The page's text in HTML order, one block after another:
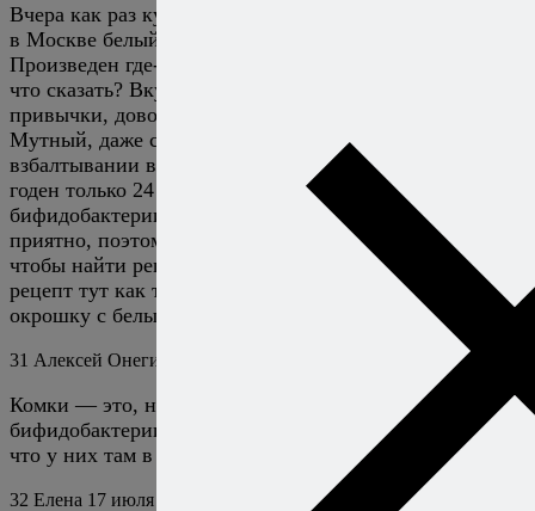
Вчера как раз купила по случаю на фермерском рынке
в Москве белый квас ( кстати, первый раз в жизни).
Произведен где-то в глубинке, без консервантов. Ну
что сказать? Вкус, конечно, специфический без
привычки, довольно острый, совсем несладкий.
Мутный, даже с комками на вид, но эти комки при
взбалтывании в стакане растворяются. После открытия
годен только 24 часа, т.к. содержит живые
бифидобактерии. Пить его просто так не очень
приятно, поэтому специально полезла к вам на сайт,
чтобы найти рецепт правильной окрошки и надо же!
рецепт тут как тут! Сегодня буду делать «правильную
окрошку с белым квасом»)) Спасибо!
31 Алексей Онегин
Комки — это, наверное, дрожжи. А вот
бифидобактерии — как минимум странно. Но мало ли,
что у них там в глубинке в квас добавляют…
32 Елена 17 июля 2013